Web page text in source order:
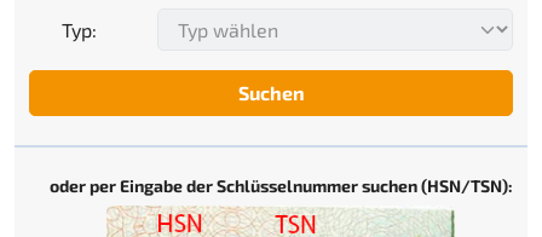
Typ:
Suchen
oder per Eingabe der Schlüsselnummer suchen (HSN/TSN):